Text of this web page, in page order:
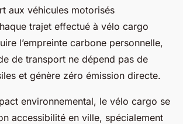
aux véhicules motorisés
trajet effectué à vélo cargo
l’empreinte carbone personnelle,
de transport ne dépend pas de
et génère zéro émission directe.
environnemental, le vélo cargo se
accessibilité en ville, spécialement